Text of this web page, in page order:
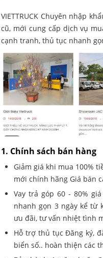
VIETTRUCK Chuyên nhập
cũ, mới cung cấp dịch vụ
cạnh tranh, thủ tục nhanh
1. Chính sách bán hàng
Giảm giá khi mua 100%
mới chính hãng Giá bán
Vay trả góp 60 - 80%
nhanh gọn 3 ngày kể từ
ưu đãi, tư vấn nhiệt tình
Hỗ trợ thủ tục Đăng ký,
biển số.. hoàn thiện các